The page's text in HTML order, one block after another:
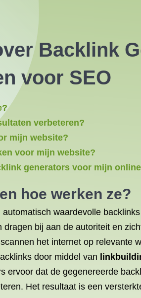
Backlink
voor SEO
verbeteren?
mijn website?
voor mijn website?
generators voor mijn
hoe werken ze?
waardevolle
bij aan de autoriteit en
het internet op relevante
door middel van
ervoor dat de gegenereerde
Het resultaat is een